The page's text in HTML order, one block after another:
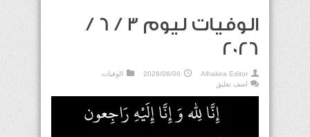
الوفيات ليوم 3 / 6 /
2026
Alhakea Editor
2026/06/06
الوفيات
اضف تعليق